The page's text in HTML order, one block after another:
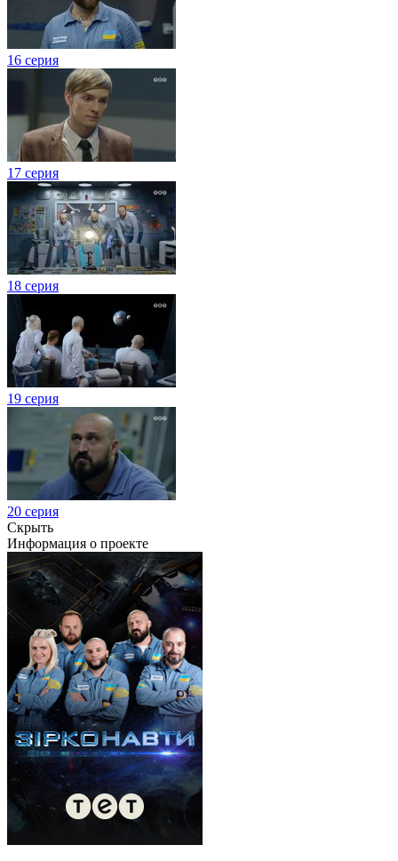
16 серия
17 серия
18 серия
19 серия
20 серия
Скрыть
Информация о проекте